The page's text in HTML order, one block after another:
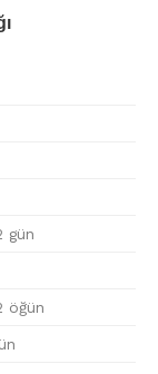
gün
öğün